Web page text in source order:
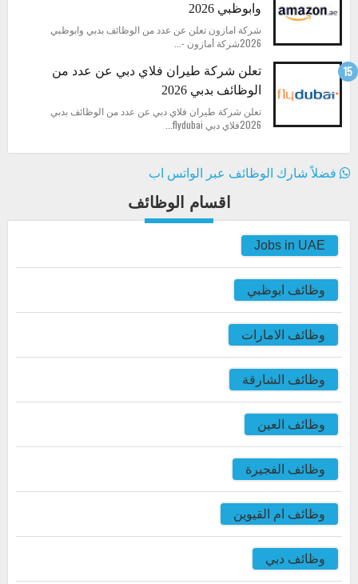
وابوظبي 2026
شركة امازون تعلن عن عدد من الوظائف بدبي وابوظبي
2026شركة أمازون -...
تعلن شركة طيران فلاي دبي عن عدد من
الوظائف بدبي 2026
تعلن شركة طيران فلاي دبي عن عدد من الوظائف بدبي
2026فلاي دبي flydubai...
فضلاً شارك الوظائف عبر الواتس اب
اقسام الوظائف
Jobs in UAE
وظائف ابوظبي
وظائف الامارات
وظائف الشارقة
وظائف العين
وظائف الفجيرة
وظائف ام القيوين
وظائف دبي